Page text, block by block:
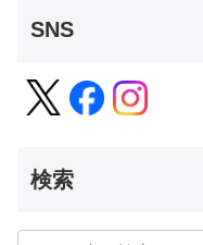
SNS
検索